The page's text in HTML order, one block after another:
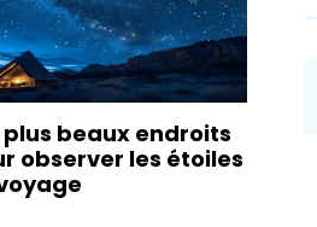
plus beaux endroits
observer les étoiles